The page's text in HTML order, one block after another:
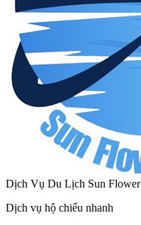
Dịch Vụ Du Lịch Sun Flower
Dịch vụ hộ chiếu nhanh